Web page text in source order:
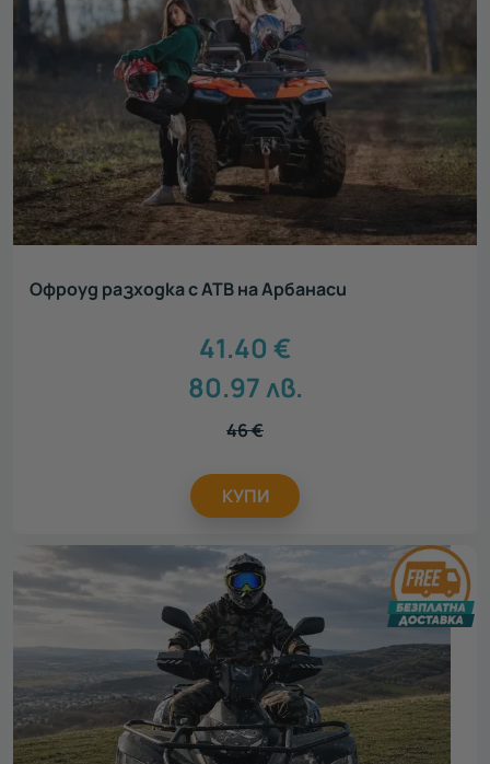
Офроуд разходка с АТВ на Арбанаси
41.40 €
80.97лв.
46€
КУПИ